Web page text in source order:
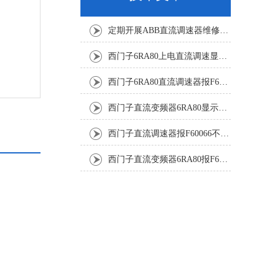
定期开展ABB直流调速器维修与故障修复降低工业生产的故障风险
西门子6RA80上电直流调速显示F60068修复解决
西门子6RA80直流调速器报F60161修复方法有
西门子直流变频器6RA80显示报F60097代码修复
西门子直流调速器报F60066不能复位修复解决
西门子直流变频器6RA80报F60005修复排除